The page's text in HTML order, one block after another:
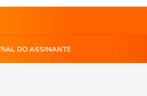
DO ASSINANTE